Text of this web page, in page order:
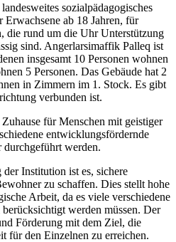
sozialpädagogisches
ab 18 Jahren, für
die rund um die Uhr Unterstützung
sind. Angerlarsimaffik Palleq ist
insgesamt 10 Personen wohnen
5 Personen. Das Gebäude hat 2
in Zimmern im 1. Stock. Es gibt
verbunden ist.
für Menschen mit geistiger
entwicklungsfördernde
werden.
Institution ist es, sichere
zu schaffen. Dies stellt hohe
Arbeit, da es viele verschiedene
werden müssen. Der
Förderung mit dem Ziel, die
für den Einzelnen zu erreichen.